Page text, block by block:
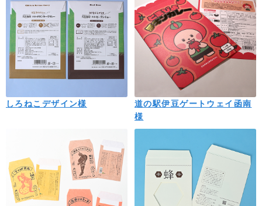
しろねこデザイン様
道の駅伊豆ゲートウェイ函南
様